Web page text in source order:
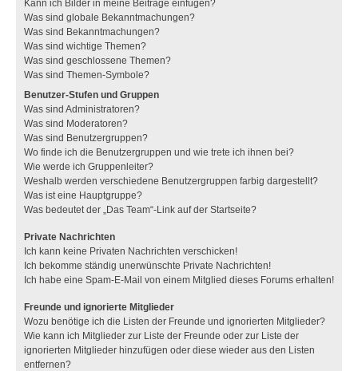
Kann ich Bilder in meine Beiträge einfügen?
Was sind globale Bekanntmachungen?
Was sind Bekanntmachungen?
Was sind wichtige Themen?
Was sind geschlossene Themen?
Was sind Themen-Symbole?
Benutzer-Stufen und Gruppen
Was sind Administratoren?
Was sind Moderatoren?
Was sind Benutzergruppen?
Wo finde ich die Benutzergruppen und wie trete ich ihnen bei?
Wie werde ich Gruppenleiter?
Weshalb werden verschiedene Benutzergruppen farbig dargestellt?
Was ist eine Hauptgruppe?
Was bedeutet der „Das Team“-Link auf der Startseite?
Private Nachrichten
Ich kann keine Privaten Nachrichten verschicken!
Ich bekomme ständig unerwünschte Private Nachrichten!
Ich habe eine Spam-E-Mail von einem Mitglied dieses Forums erhalten!
Freunde und ignorierte Mitglieder
Wozu benötige ich die Listen der Freunde und ignorierten Mitglieder?
Wie kann ich Mitglieder zur Liste der Freunde oder zur Liste der
ignorierten Mitglieder hinzufügen oder diese wieder aus den Listen
entfernen?